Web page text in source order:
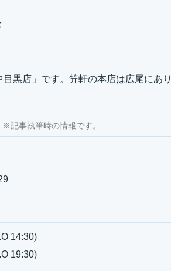
黒店」です。笄軒の本店は広尾にあ
※記事執筆時の情報です。
14:30)
19:30)